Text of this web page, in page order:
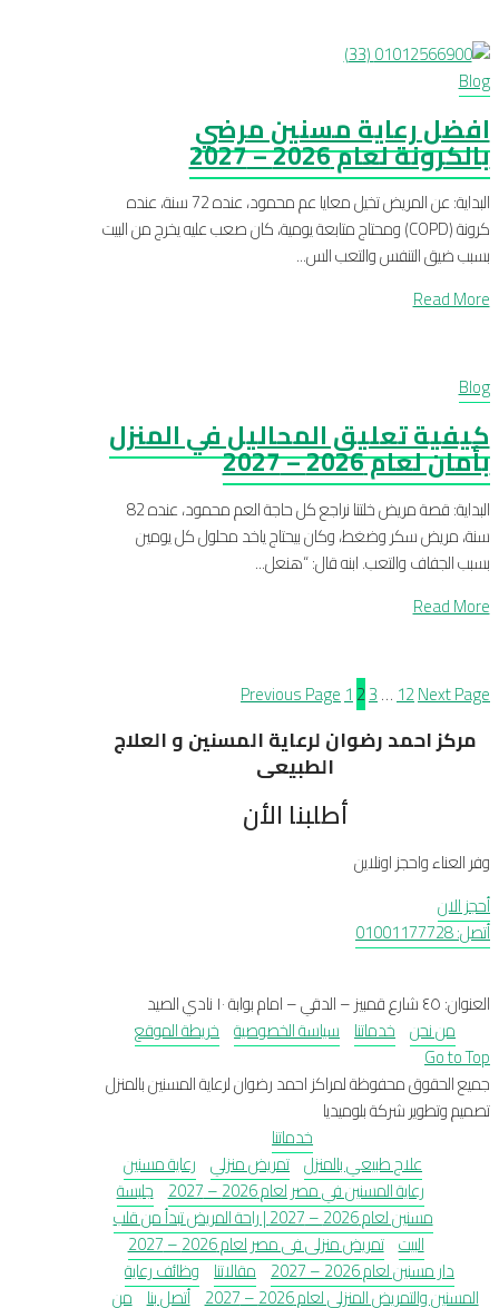
Blog
افضل رعاية مسنين مرضي
بالكرونة لعام 2026 – 2027
البداية: عن المريض تخيل معايا عم محمود، عنده 72 سنة، عنده
كرونة (COPD) ومحتاج متابعة يومية، كان صعب عليه يخرج من البيت
بسبب ضيق التنفس والتعب الس...
Read More
Blog
كيفية تعليق المحاليل في المنزل
بأمان لعام 2026 – 2027
البداية: قصة مريض خلتنا نراجع كل حاجة العم محمود، عنده 82
سنة، مريض سكر وضغط، وكان بيحتاج ياخد محلول كل يومين
بسبب الجفاف والتعب. ابنه قال: “هنعل...
Read More
Previous Page123…12Next Page
مركز احمد رضوان لرعاية المسنين و العلاج
الطبيعى
أطلبنا الأن
وفر العناء واحجز اونلاين
أحجز الان
أتصل: 01001177728
العنوان: ٤٥ شارع قمبيز – الدقي – امام بوابة ١٠ نادي الصيد
من نحن خدماتنا سياسة الخصوصية خريطة الموقع
Go to Top
جميع الحقوق محفوظة لمراكز احمد رضوان لرعاية المسنين بالمنزل
تصميم وتطوير شركة بلوميديا
خدماتنا
علاج طبيعي بالمنزل تمريض منزلي رعاية مسنين
رعاية المسنين في مصر لعام 2026 – 2027
جليسة
مسنين لعام 2026 – 2027 | راحة المريض تبدأ من قلب
البيت تمريض منزلى فى مصر لعام 2026 – 2027
دار مسنين لعام 2026 – 2027
مقالاتنا وظائف رعاية
المسنين والتمريض المنزلي لعام 2026 – 2027
أتصل بنا من